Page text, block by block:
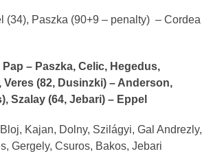
(34), Paszka (90+9 – penalty) – Cordea
Pap – Paszka, Celic, Hegedus,
Veres (82, Dusinzki) – Anderson,
Szalay (64, Jebari) – Eppel
Kajan, Dolny, Szilágyi, Gal Andrezly,
Gergely, Csuros, Bakos, Jebari